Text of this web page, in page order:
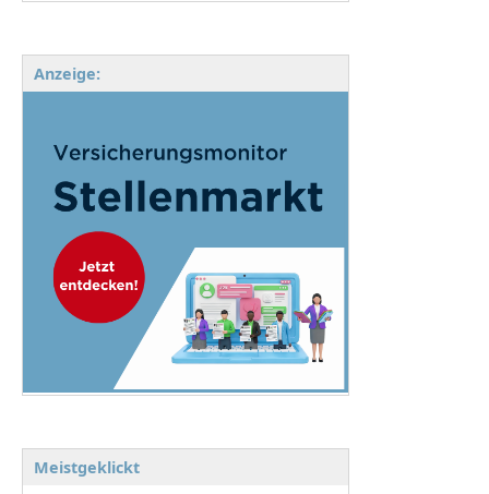
Anzeige:
Meistgeklickt